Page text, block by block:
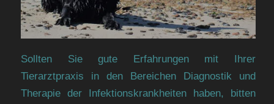
Sollten Sie gute Erfahrungen mit Ihrer
Tierarztpraxis in den Bereichen Diagnostik und
Therapie der Infektionskrankheiten haben, bitten